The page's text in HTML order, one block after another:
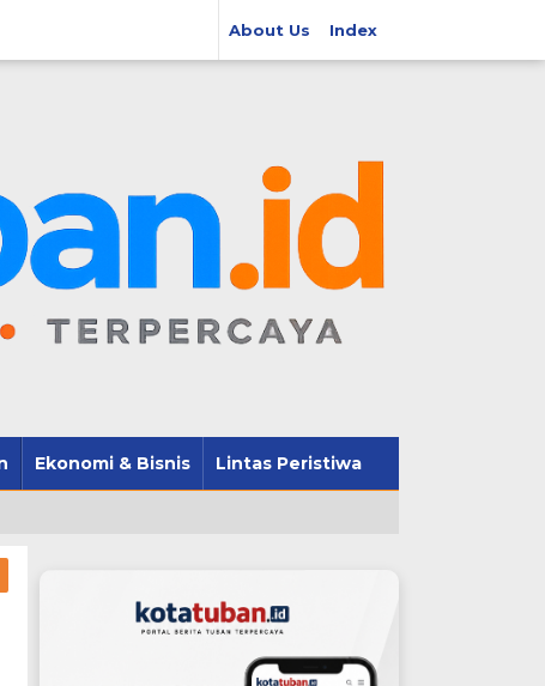
About Us Index
Ekonomi & Bisnis Lintas Peristiwa